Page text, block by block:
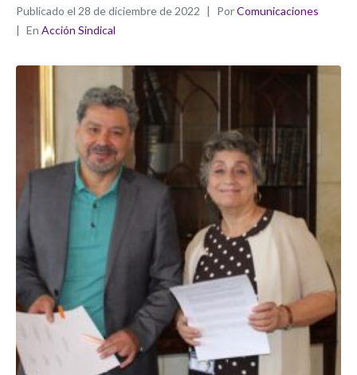
Publicado el 28 de diciembre de 2022 PorComunicaciones
En Acción Sindical